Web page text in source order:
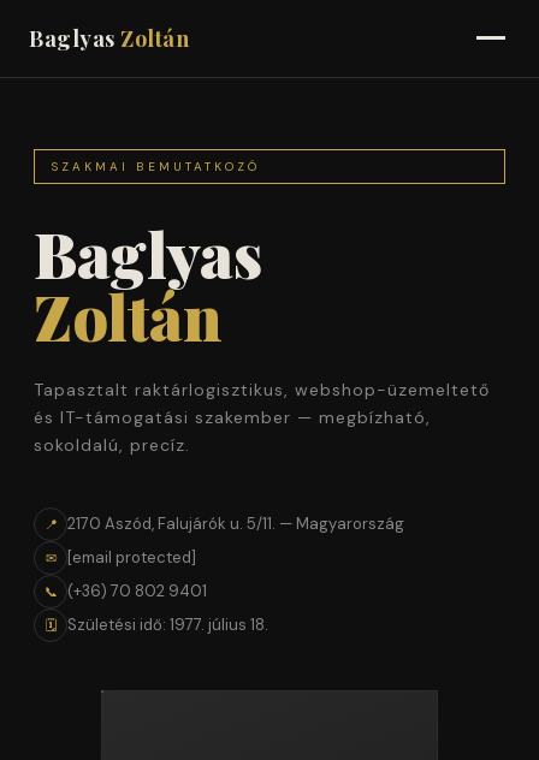
Baglyas Zoltán
KÉSZSÉGEK
KAPCSOLAT
SZAKMAI BEMUTATKOZÓ
Baglyas
Zoltán
Tapasztalt raktárlogisztikus, webshop-üzemeltető
és IT-támogatási szakember — megbízható,
sokoldalú, precíz.
📍 2170 Aszód, Falujárók u. 5/11. — Magyarország
✉ [email protected]
📞 (+36) 70 802 9401
🗓 Születési idő: 1977. július 18.